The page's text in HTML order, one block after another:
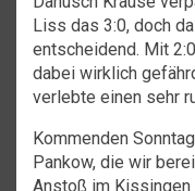
Liss das 3:0, doch
entscheidend. Mit
dabei wirklich
verlebte einen sehr
Kommenden
Pankow, die wir
Anstoß im Kissingen